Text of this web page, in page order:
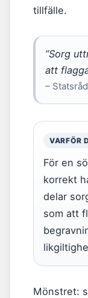
tillfälle.
”Sorg
att
–
VARFÖR
För en
korrekt
delar
som att
Mönstret: